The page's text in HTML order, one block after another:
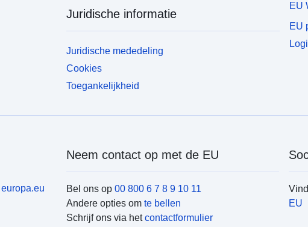
Juridische informatie
Juridische mededeling
Cookies
Toegankelijkheid
EU
EU
europa.eu
Neem contact op met de EU
Bel ons op 00 800 6 7 8 9 10 11
Andere opties om te bellen
Schrijf ons via hetcontactformulier
EU